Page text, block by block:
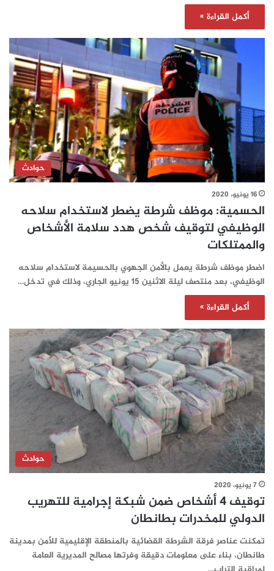
أكمل القراءة »
حوادث
16 يونيو، 2020
الحسمية: موظف شرطة يضطر لاستخدام سلاحه
الوظيفي لتوقيف شخص هدد سلامة الأشخاص
والممتلكات
اضطر موظف شرطة يعمل بالأمن الجهوي بالحسيمة لاستخدام سلاحه
الوظيفي، بعد منتصف ليلة الاثنين 15 يونيو الجاري، وذلك في تدخل…
أكمل القراءة »
حوادث
7 يونيو، 2020
توقيف 4 أشخاص ضمن شبكة إجرامية للتهريب
الدولي للمخدرات بطانطان
تمكنت عناصر فرقة الشرطة القضائية بالمنطقة الإقليمية للأمن بمدينة
طانطان، بناء على معلومات دقيقة وفرتها مصالح المديرية العامة